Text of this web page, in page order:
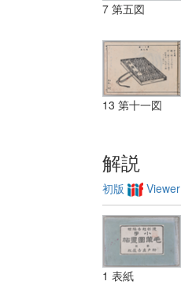
7 第五図
13 第十一図
解説
初版 Viewer
1 表紙